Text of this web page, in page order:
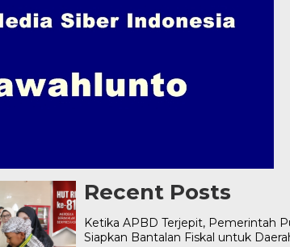
Recent Posts
Ketika APBD Terjepit, Pemerintah
Siapkan Bantalan Fiskal untuk